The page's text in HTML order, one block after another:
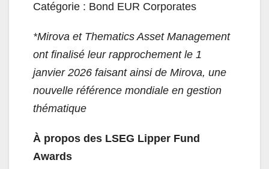
Catégorie : Bond EUR Corporates
*Mirova et Thematics Asset Management
ont finalisé leur rapprochement le 1
janvier 2026 faisant ainsi de Mirova, une
nouvelle référence mondiale en gestion
thématique
À propos des LSEG Lipper Fund
Awards